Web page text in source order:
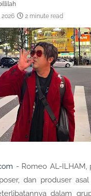
2 minute read
- Romeo AL-ILHAM,
dan produser
dalam